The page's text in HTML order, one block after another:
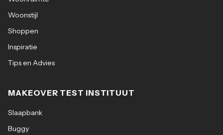
Woonstijl
Shoppen
Inspiratie
Tips en Advies
MAKEOVER TEST INSTITUUT
Slaapbank
Buggy